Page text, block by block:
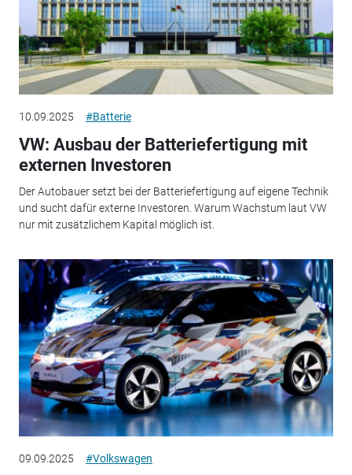
10.09.2025 #Batterie
VW: Ausbau der Batteriefertigung mit
externen Investoren
Der Autobauer setzt bei der Batteriefertigung auf eigene Technik
und sucht dafür externe Investoren. Warum Wachstum laut VW
nur mit zusätzlichem Kapital möglich ist.
09.09.2025 #Volkswagen